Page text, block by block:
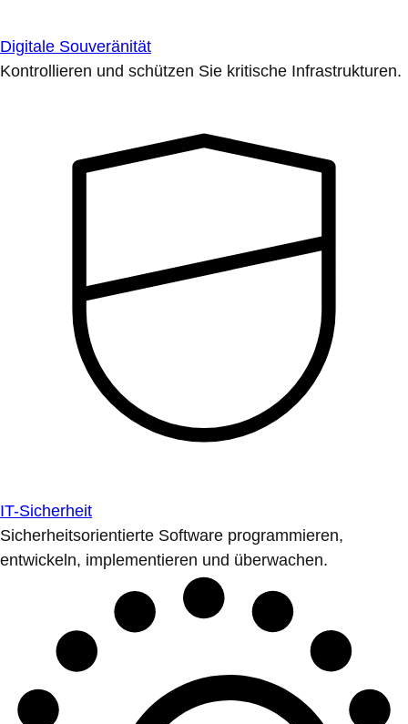
Digitale Souveränität
Kontrollieren und schützen Sie kritische Infrastrukturen.
IT-Sicherheit
Sicherheitsorientierte Software programmieren,
entwickeln, implementieren und überwachen.